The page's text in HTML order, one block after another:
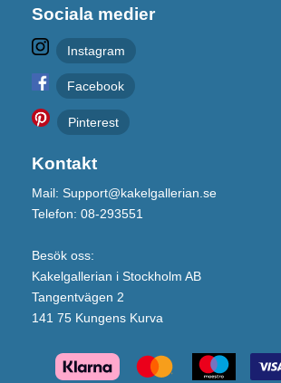
Sociala medier
Instagram
Facebook
Pinterest
Kontakt
Mail: Support@kakelgallerian.se
Telefon: 08-293551
Besök oss:
Kakelgallerian i Stockholm AB
Tangentvägen 2
141 75 Kungens Kurva